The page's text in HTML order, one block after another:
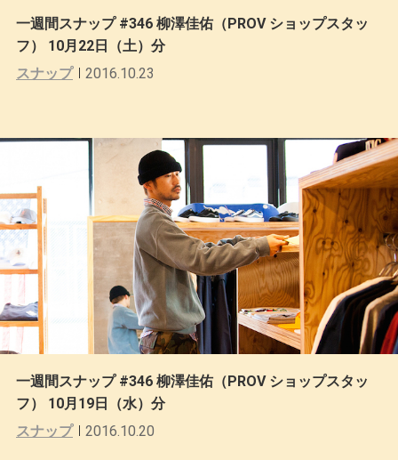
一週間スナップ #346 柳澤佳佑（PROV ショップスタッ
フ） 10月22日（土）分
スナップ
2016.10.23
一週間スナップ #346 柳澤佳佑（PROV ショップスタッ
フ） 10月19日（水）分
スナップ
2016.10.20